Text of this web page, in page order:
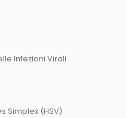
Infezioni Virali
Simplex (HSV)